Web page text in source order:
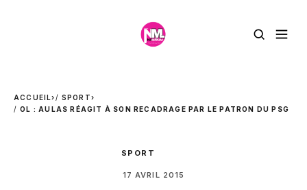
ACCUEIL› SPORT›
OL : AULAS RÉAGIT À SON RECADRAGE PAR LE PATRON DU PSG
SPORT
17 AVRIL 2015